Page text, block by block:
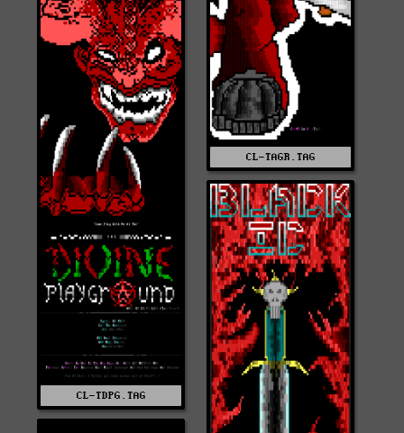
CL-TAGR.TAG
CL-TDPG.TAG